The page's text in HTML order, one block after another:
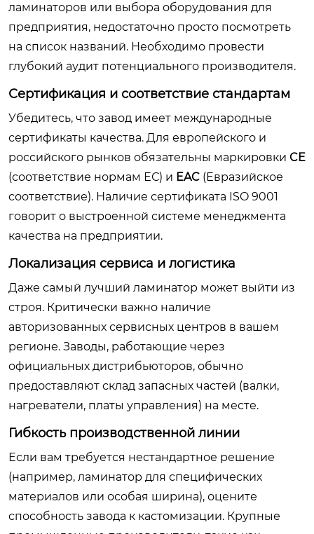
ламинаторов или выбора оборудования для
предприятия, недостаточно просто посмотреть
на список названий. Необходимо провести
глубокий аудит потенциального производителя.
Сертификация и соответствие стандартам
Убедитесь, что завод имеет международные
сертификаты качества. Для европейского и
российского рынков обязательны маркировки CE
(соответствие нормам ЕС) и EAC (Евразийское
соответствие). Наличие сертификата ISO 9001
говорит о выстроенной системе менеджмента
качества на предприятии.
Локализация сервиса и логистика
Даже самый лучший ламинатор может выйти из
строя. Критически важно наличие
авторизованных сервисных центров в вашем
регионе. Заводы, работающие через
официальных дистрибьюторов, обычно
предоставляют склад запасных частей (валки,
нагреватели, платы управления) на месте.
Гибкость производственной линии
Если вам требуется нестандартное решение
(например, ламинатор для специфических
материалов или особая ширина), оцените
способность завода к кастомизации. Крупные